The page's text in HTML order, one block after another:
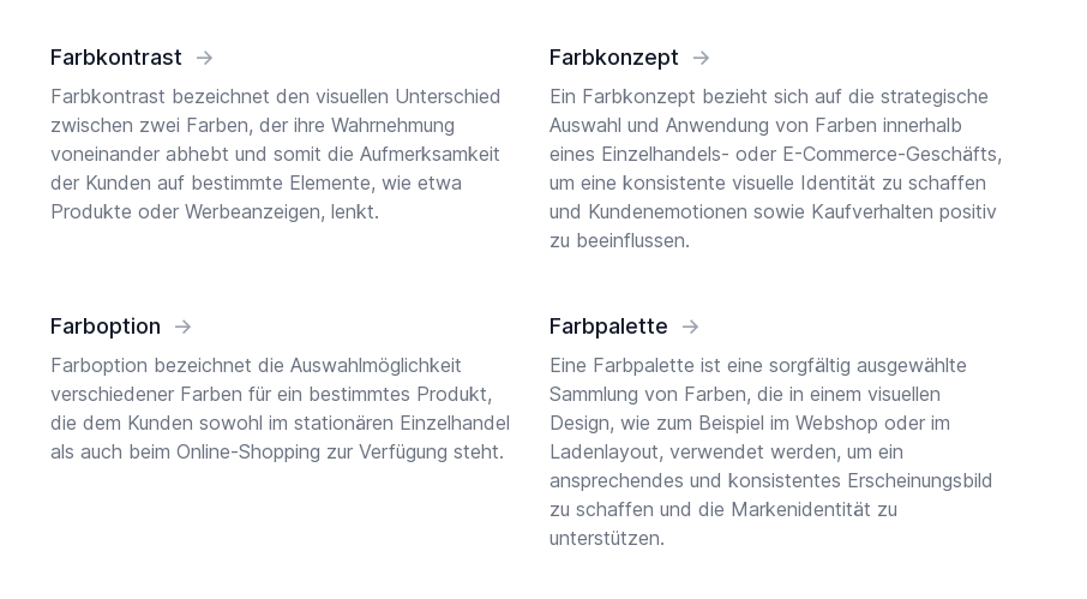
Farbkontrast →
Farbkontrast bezeichnet den visuellen Unterschied
zwischen zwei Farben, der ihre Wahrnehmung
voneinander abhebt und somit die Aufmerksamkeit
der Kunden auf bestimmte Elemente, wie etwa
Produkte oder Werbeanzeigen, lenkt.
Farbkonzept →
Ein Farbkonzept bezieht sich auf die strategische
Auswahl und Anwendung von Farben innerhalb
eines Einzelhandels- oder E-Commerce-Geschäfts,
um eine konsistente visuelle Identität zu schaffen
und Kundenemotionen sowie Kaufverhalten positiv
zu beeinflussen.
Farboption →
Farboption bezeichnet die Auswahlmöglichkeit
verschiedener Farben für ein bestimmtes Produkt,
die dem Kunden sowohl im stationären Einzelhandel
als auch beim Online-Shopping zur Verfügung steht.
Farbpalette →
Eine Farbpalette ist eine sorgfältig ausgewählte
Sammlung von Farben, die in einem visuellen
Design, wie zum Beispiel im Webshop oder im
Ladenlayout, verwendet werden, um ein
ansprechendes und konsistentes Erscheinungsbild
zu schaffen und die Markenidentität zu
unterstützen.